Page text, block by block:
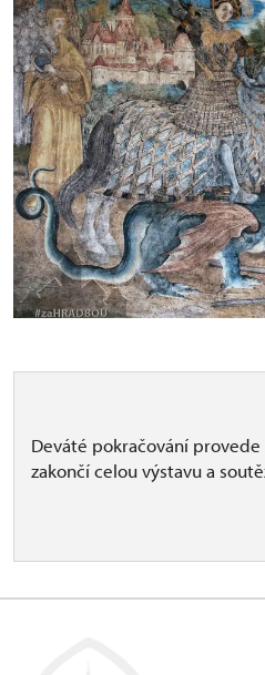
Deváté pokračování
zakončí celou výstavu a